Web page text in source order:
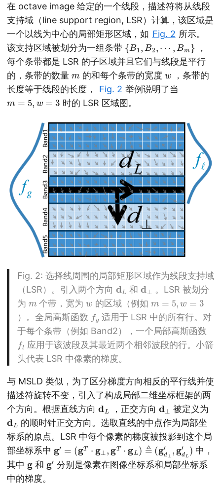
在 octave image 给定的一个线段，描述符将从线段
支持域（line support region, LSR）计算，该区域是
一个以线为中心的局部矩形区域，如 Fig. 2 所示。
该支持区域被划分为一组条带 {B1 B2 ⋯, m}
，
每个条带都是 LSR 的子区域并且它们与线段是平行
的，条带的数量
的和每个条带的宽度
，条带的
长度等于线段的长度，
Fig. 2 举例说明了当
w = 时的 LSR 区域图。
Fig. 2: 选择线周围的局部矩形区域作为线段支持域
（LSR）。引入两个方向
dL 和 d⊥
。LSR 被划分
为
个带，宽为 的区域（例如 m
=5w
=3
）。全局高斯函数 fg 适用于 LSR 中的所有行。对
于每个条带（例如 Band2），一个局部高斯函数
fl 应用于该波段及其最近两个相邻波段的行。小箭
头代表 LSR 中像素的梯度。
与 MSLD 类似，为了区分梯度方向相反的平行线并使
描述符旋转不变，引入了构成局部二维坐标框架的两
个方向。根据直线方向
d
L ，正交方向 d
⊥ 被定义为
d
L
的顺时针正交方向。选取直线的中点作为局部坐
标系的原点。LSR 中每个像素的梯度被投影到这个局
部坐标系中
′ gT ⋅g ⊥ , g T g L ) ≜( gd ⊥ ′, g L
中，
其中
和 ′ 分别是像素在图像坐标系和局部坐标系
中的梯度。